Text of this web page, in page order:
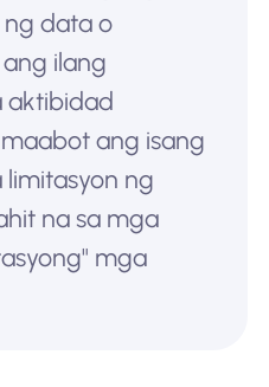
ng data o
ilang
aktibidad
ang isang
ng
na sa mga
mga